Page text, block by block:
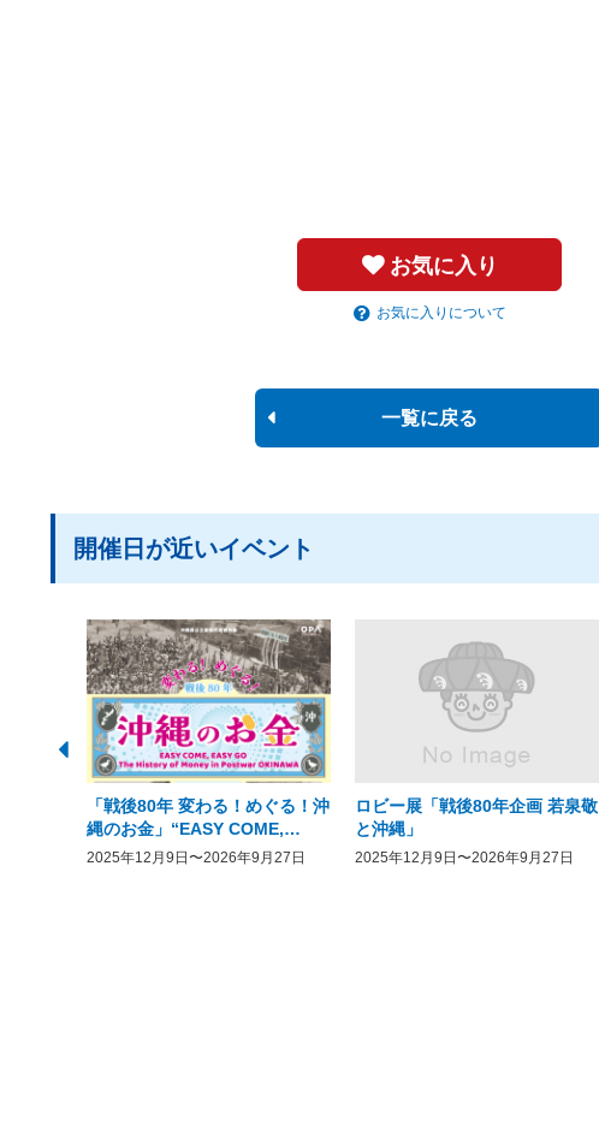
お気に入り
お気に入りについて
一覧に戻る
開催日が近いイベント
「戦後80年 変わる！めぐる！沖
縄のお金」“EASY COME,
EASY GO － The History of
2025年12月9日〜2026年9月27日
ロビー展「戦後80年企画 若泉敬
と沖縄」
2025年12月9日〜2026年9月27日